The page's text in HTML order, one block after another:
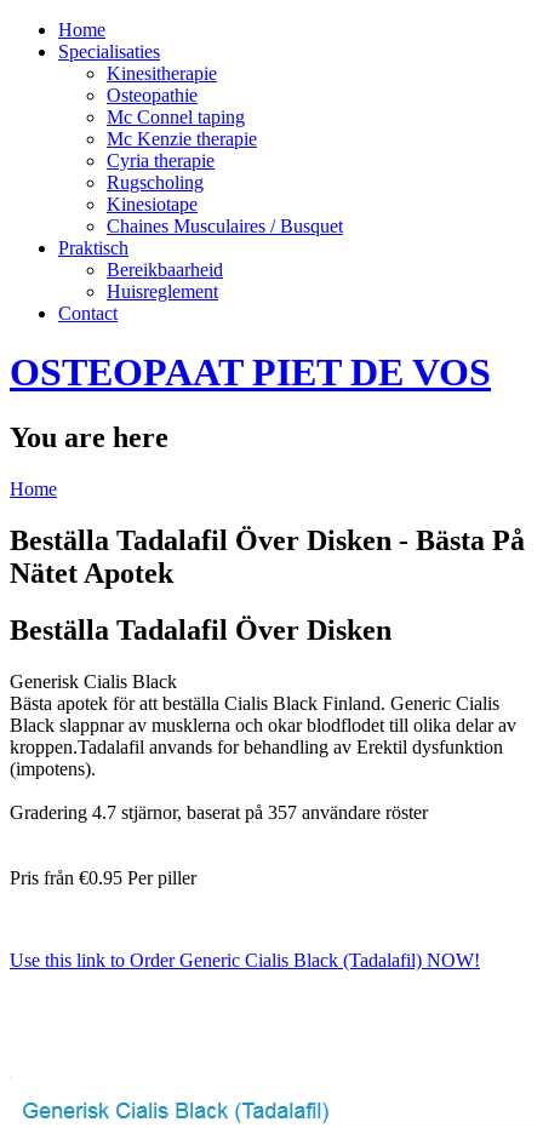
Home
Specialisaties
Kinesitherapie
Osteopathie
Mc Connel taping
Mc Kenzie therapie
Cyria therapie
Rugscholing
Kinesiotape
Chaines Musculaires / Busquet
Praktisch
Bereikbaarheid
Huisreglement
Contact
OSTEOPAAT PIET DE VOS
You are here
Home
Beställa Tadalafil Över Disken - Bästa På
Nätet Apotek
Beställa Tadalafil Över Disken
Generisk Cialis Black
Bästa apotek för att beställa Cialis Black Finland. Generic Cialis
Black slappnar av musklerna och okar blodflodet till olika delar av
kroppen.Tadalafil anvands for behandling av Erektil dysfunktion
(impotens).
Gradering 4.7 stjärnor, baserat på 357 användare röster
Pris från €0.95 Per piller
Use this link to Order Generic Cialis Black (Tadalafil) NOW!